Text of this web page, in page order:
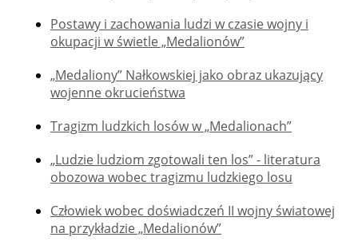
Postawy i zachowania ludzi w czasie wojny i
okupacji w świetle „Medalionów”
„Medaliony” Nałkowskiej jako obraz ukazujący
wojenne okrucieństwa
Tragizm ludzkich losów w „Medalionach”
„Ludzie ludziom zgotowali ten los” - literatura
obozowa wobec tragizmu ludzkiego losu
Człowiek wobec doświadczeń II wojny światowej
na przykładzie „Medalionów”